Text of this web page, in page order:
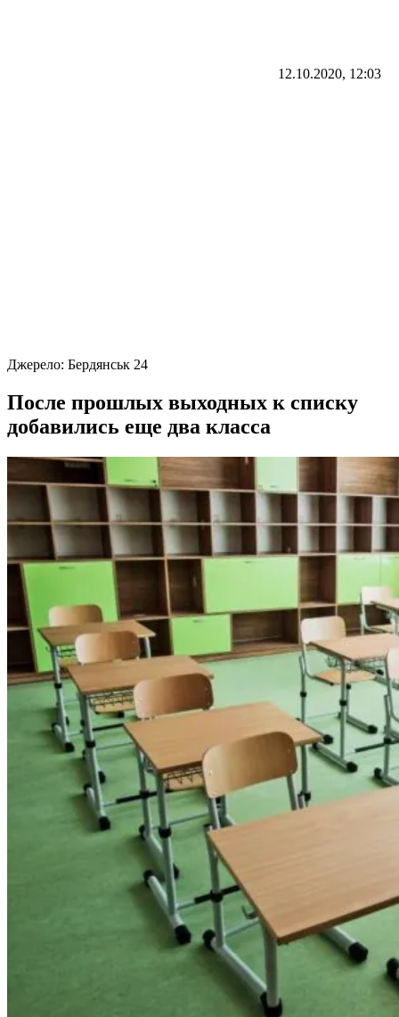
12.10.2020, 12:03
Джерело: Бердянськ 24
После прошлых выходных к списку
добавились еще два класса